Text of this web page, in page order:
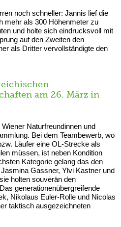
noch schneller: Jannis lief die
mehr als 300 Höhenmeter zu
und holte sich eindrucksvoll mit
auf den Zweiten den
als Dritter vervollständigte den
am 26. März in
Naturfreundinnen und
Bei dem Teambewerb, wo
Läufer eine OL-Strecke als
müssen, ist neben Kondition
Kategorie gelang das den
Gassner, Ylvi Kastner und
holten souverän den
generationenübergreifende
Nikolaus Euler-Rolle und Nicolas
taktisch ausgezeichneten